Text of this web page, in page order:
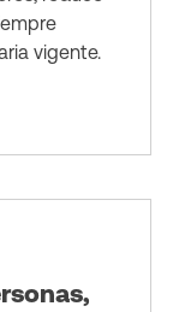
vigente.